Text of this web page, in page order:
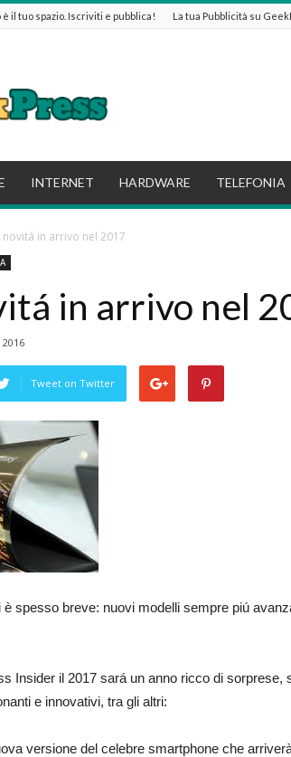
è il tuo spazio. Iscriviti e pubblica! La tua Pubblicità su
INTERNET HARDWARE TELEFONIA
novitá in arrivo nel 2017
in arrivo nel
Tweet on Twitter
è spesso breve: nuovi modelli sempre piú
Insider il 2017 sará un anno ricco di sorprese,
e innovativi, tra gli altri:
versione del celebre smartphone che